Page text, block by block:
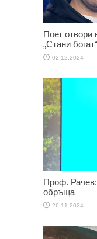
Поет отвори
„Стани богат“
02.12.2024
Проф. Рачев:
обръща
26.11.2024